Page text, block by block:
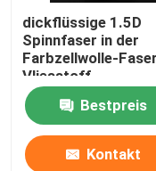
Polymilchsäure-
Faser mit
nicht
dickflüssige 1.5D
Spinnfaser in der
Farbzellwolle-
Vliesstoff
Bestpreis
Kontakt